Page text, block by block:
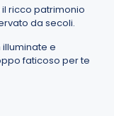
ricco patrimonio
da secoli.
e
faticoso per te